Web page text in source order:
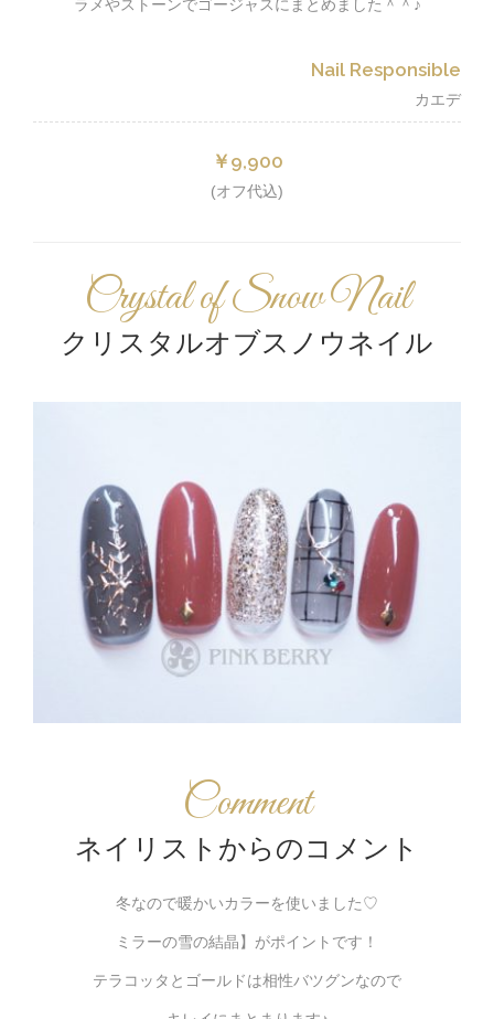
ラメやストーンでゴージャスにまとめました＾＾♪
Nail Responsible
カエデ
￥9,900
(オフ代込)
Crystal of Snow Nail
クリスタルオブスノウネイル
Comment
ネイリストからのコメント
冬なので暖かいカラーを使いました♡
ミラーの雪の結晶】がポイントです！
テラコッタとゴールドは相性バツグンなので